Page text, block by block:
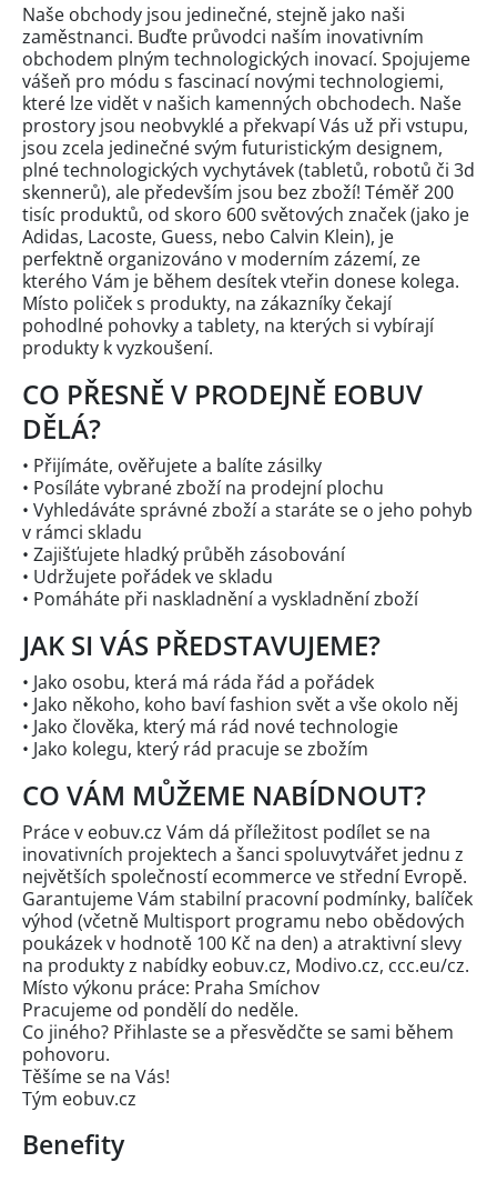
Naše obchody jsou jedinečné, stejně jako naši
zaměstnanci. Buďte průvodci naším inovativním
obchodem plným technologických inovací. Spojujeme
vášeň pro módu s fascinací novými technologiemi,
které lze vidět v našich kamenných obchodech. Naše
prostory jsou neobvyklé a překvapí Vás už při vstupu,
jsou zcela jedinečné svým futuristickým designem,
plné technologických vychytávek (tabletů, robotů či 3d
skennerů), ale především jsou bez zboží! Téměř 200
tisíc produktů, od skoro 600 světových značek (jako je
Adidas, Lacoste, Guess, nebo Calvin Klein), je
perfektně organizováno v moderním zázemí, ze
kterého Vám je během desítek vteřin donese kolega.
Místo poliček s produkty, na zákazníky čekají
pohodlné pohovky a tablety, na kterých si vybírají
produkty k vyzkoušení.
CO PŘESNĚ V PRODEJNĚ EOBUV
DĚLÁ?
• Přijímáte, ověřujete a balíte zásilky
• Posíláte vybrané zboží na prodejní plochu
• Vyhledáváte správné zboží a staráte se o jeho pohyb
v rámci skladu
• Zajišťujete hladký průběh zásobování
• Udržujete pořádek ve skladu
• Pomáháte při naskladnění a vyskladnění zboží
JAK SI VÁS PŘEDSTAVUJEME?
• Jako osobu, která má ráda řád a pořádek
• Jako někoho, koho baví fashion svět a vše okolo něj
• Jako člověka, který má rád nové technologie
• Jako kolegu, který rád pracuje se zbožím
CO VÁM MŮŽEME NABÍDNOUT?
Práce v eobuv.cz Vám dá příležitost podílet se na
inovativních projektech a šanci spoluvytvářet jednu z
největších společností ecommerce ve střední Evropě.
Garantujeme Vám stabilní pracovní podmínky, balíček
výhod (včetně Multisport programu nebo obědových
poukázek v hodnotě 100 Kč na den) a atraktivní slevy
na produkty z nabídky eobuv.cz, Modivo.cz, ccc.eu/cz.
Místo výkonu práce: Praha Smíchov
Pracujeme od pondělí do neděle.
Co jiného? Přihlaste se a přesvědčte se sami během
pohovoru.
Těšíme se na Vás!
Tým eobuv.cz
Benefity